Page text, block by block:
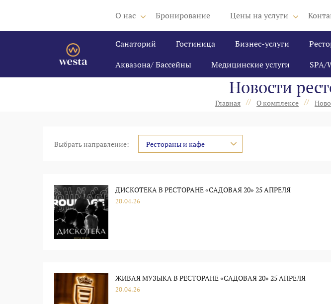
О нас Бронирование Цены на услуги
Санаторий Гостиница Бизнес-услуги
Аквазона/ Бассейны
Медицинские услуги SPA/
Новости
Главная // О комплексе //
Выбрать направление: Рестораны и кафе
ДИСКОТЕКА В РЕСТОРАНЕ «САДОВАЯ 20» 25 АПРЕЛЯ
20.04.26
ЖИВАЯ МУЗЫКА В РЕСТОРАНЕ «САДОВАЯ 20» 25 АПРЕЛЯ
20.04.26